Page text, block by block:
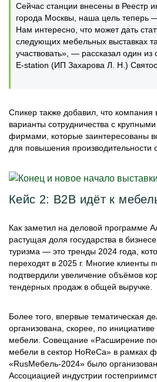
Сейчас станции внесены в Реестр
города Москвы, наша цель теперь —
Нам интересно, что может дать
следующих мебельных выставках
участвовать», — рассказал один из
E-station (ИП Захарова Л. Н.)
Спикер также добавил, что компания
варианты сотрудничества с
фирмами, которые заинтересованы
для повышения производительности
Кейс 2: В2В идёт к
Как заметил на деловой программе
растущая доля государства в
туризма — это тренды 2024 года,
переходят в 2025 г. Многие клиенты
подтвердили увеличение объёмов
тендерных продаж в общей выручке.
Более того, впервые тематическая
организована, скорее, по
мебели. Совещание «Расширение
мебели в сектор HoReCa» в рамках
«RusМебель-2024» было
Ассоциацией индустрии